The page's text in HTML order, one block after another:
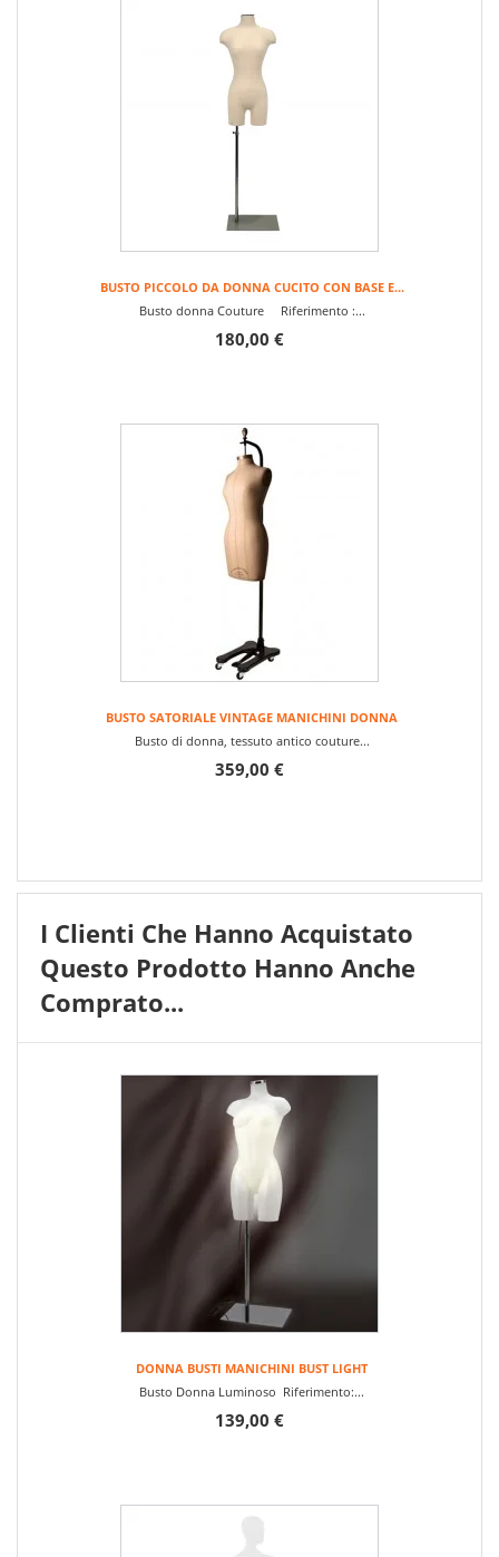
BUSTO PICCOLO DA DONNA CUCITO CON BASE E...
Busto donna Couture Riferimento :...
180,00 €
BUSTO SATORIALE VINTAGE MANICHINI DONNA
Busto di donna, tessuto antico couture...
359,00 €
I Clienti Che Hanno Acquistato
Questo Prodotto Hanno Anche
Comprato...
DONNA BUSTI MANICHINI BUST LIGHT
Busto Donna Luminoso Riferimento:...
139,00 €